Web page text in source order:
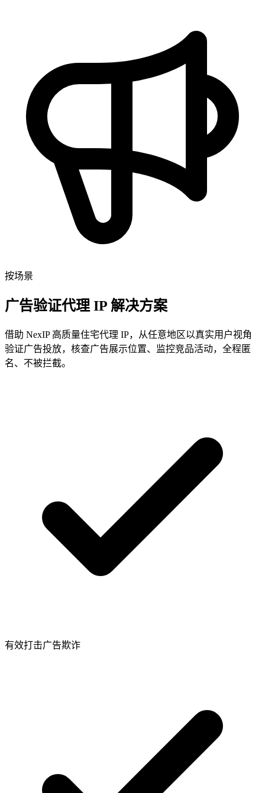
按场景
广告验证代理 IP 解决方案
借助 NexIP 高质量住宅代理 IP，从任意地区以真实用户视角
验证广告投放，核查广告展示位置、监控竞品活动，全程匿
名、不被拦截。
有效打击广告欺诈